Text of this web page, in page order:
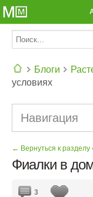
Блоги
условиях
Навигация
← Вернуться к
Фиалки в
3